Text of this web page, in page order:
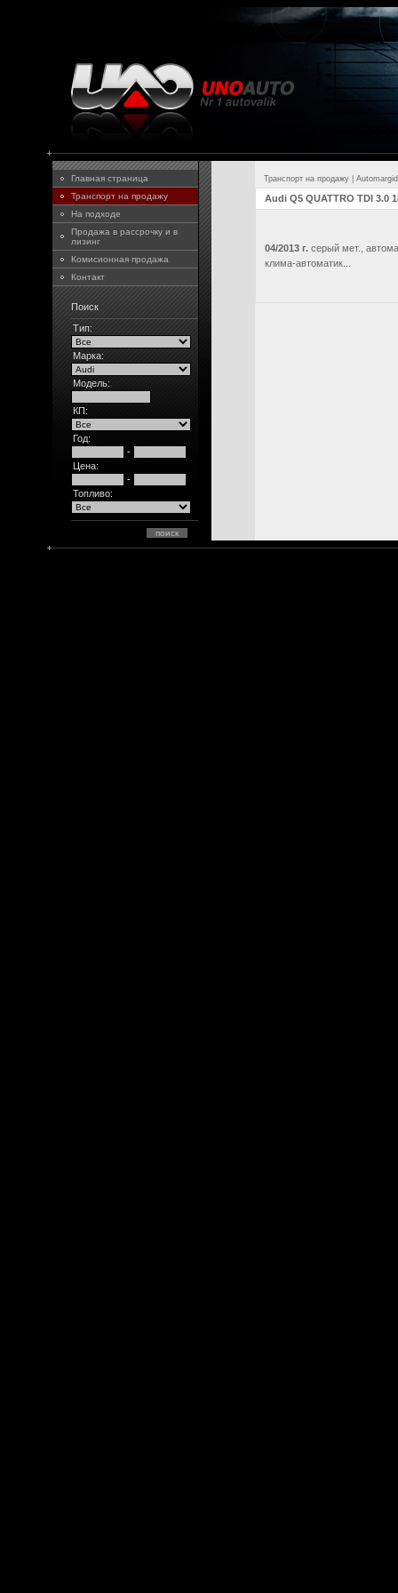
Главная страница
Транспорт на продажу
На подходе
Продажа в рассрочку и в
лизинг
Комисионная продажа
Контакт
Поиск
Тип:
Марка:
Модель:
КП:
Год:
-
Цена:
-
Топливо:
Транспорт на продажу| Automargid
Audi Q5 QUATTRO TDI 3.0
04/2013 г.серый мет.,
клима-автоматик...